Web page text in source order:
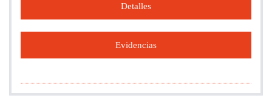
Detalles
Evidencias